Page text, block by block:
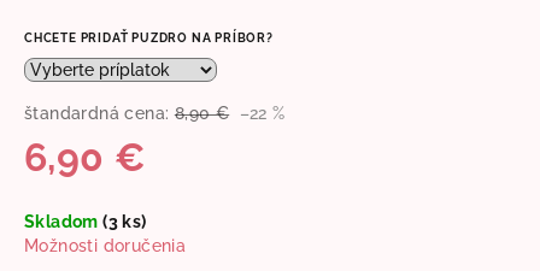
CHCETE PRIDAŤ PUZDRO NA PRÍBOR?
štandardná cena: 8,90 € –22 %
6,90 €
cena:
Skladom(3 ks)
Možnosti doručenia